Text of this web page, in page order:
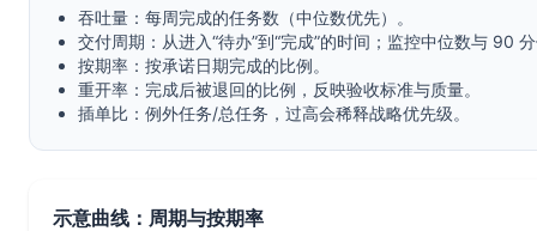
吞吐量：每周完成的任务数（中位数优先）。
交付周期：从进入“待办”到“完成”的时间；监控中位数与 90
按期率：按承诺日期完成的比例。
重开率：完成后被退回的比例，反映验收标准与质量。
插单比：例外任务/总任务，过高会稀释战略优先级。
示意曲线：周期与按期率